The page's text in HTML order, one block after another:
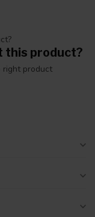
this product?
right product